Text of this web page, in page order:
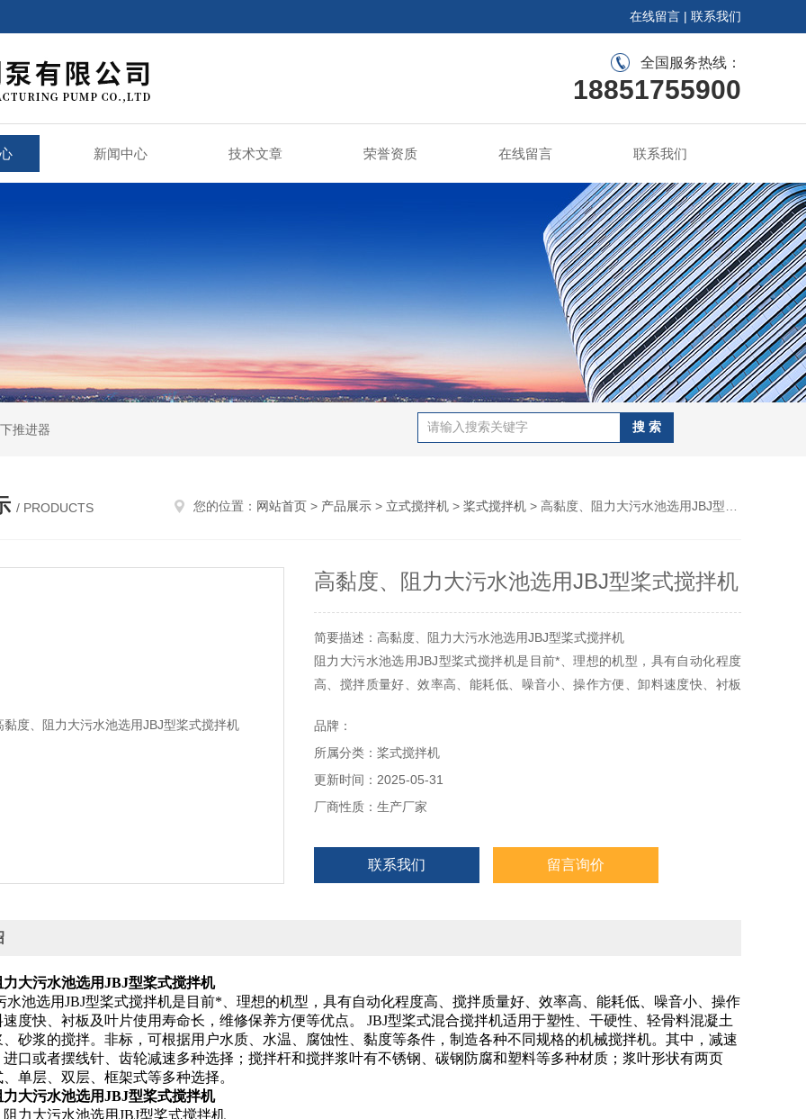
在线留言 | 联系我们
全国服务热线：
18851755900
新闻中心 技术文章 荣誉资质 在线留言 联系我们
推进器
/ PRODUCTS 您的位置： 网站首页 > 产品展示 > 立式搅拌机 > 桨式搅拌机 > 高黏度、阻力大污水池选用JBJ型桨式搅拌机
高黏度、阻力大污水池选用JBJ型桨式搅拌机
简要描述：高黏度、阻力大污水池选用JBJ型桨式搅拌机
阻力大污水池选用JBJ型桨式搅拌机是目前*、理想的机型，具有自动化程度
高、搅拌质量好、效率高、能耗低、噪音小、操作方便、卸料速度快、衬板
品牌：
所属分类：桨式搅拌机
更新时间：2025-05-31
厂商性质：生产厂家
联系我们 留言询价
大污水池选用JBJ型桨式搅拌机
水池选用JBJ型桨式搅拌机是目前*、理想的机型，具有自动化程度高、搅拌质量好、效率高、能耗低、噪音小、操作
度快、衬板及叶片使用寿命长，维修保养方便等优点。
JBJ型桨式混合搅拌机适用于塑性、干硬性、轻骨料混凝土
、砂浆的搅拌。非标，可根据用户水质、水温、腐蚀性、黏度等条件，制造各种不同规格的机械搅拌机。其中，减速
口或者摆线针、齿轮减速多种选择；搅拌杆和搅拌浆叶有不锈钢、碳钢防腐和塑料等多种材质；浆叶形状有两页
单层、双层、框架式等多种选择。
大污水池选用JBJ型桨式搅拌机
力大污水池选用JBJ型桨式搅拌机